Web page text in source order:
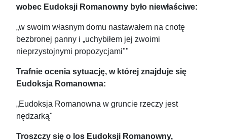
wobec Eudoksji Romanowny było niewłaściwe:
„w swoim własnym domu nastawałem na cnotę
bezbronej panny i „uchybiłem jej zwoimi
nieprzystojnymi propozycjami""
Trafnie ocenia sytuację, w której znajduje się
Eudoksja Romanowna:
„Eudoksja Romanowna w gruncie rzeczy jest
nędzarką"
Troszczy się o los Eudoksji Romanowny,